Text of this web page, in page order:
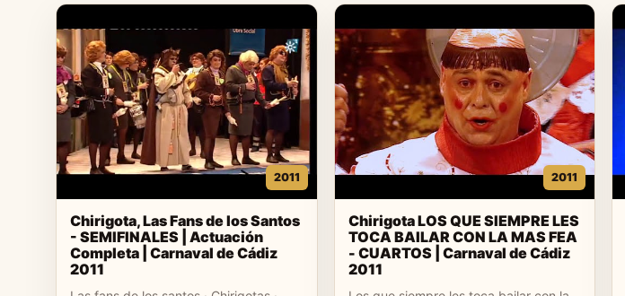
2011
Chirigota, Las Fans de los Santos
- SEMIFINALES | Actuación
Completa | Carnaval de Cádiz
2011
2011
Chirigota LOS QUE SIEMPRE LES
TOCA BAILAR CON LA MAS FEA
- CUARTOS | Carnaval de Cádiz
2011